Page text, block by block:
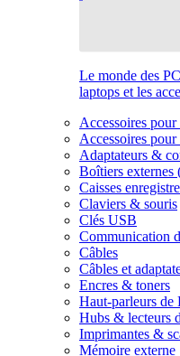
Le monde des
laptops et les
Accessoires
Accessoires
Adaptateurs &
Boîtiers externes
Caisses
Claviers & souris
Clés USB
Communication
Câbles
Câbles et
Encres & toners
Haut-parleurs de
Hubs & lecteurs
Imprimantes &
Mémoire externe